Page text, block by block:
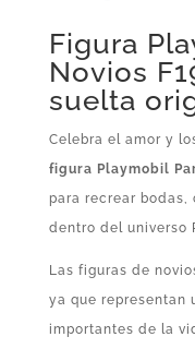
Figura
Novios
suelta
Celebra el amor y
figura Playmobil
para recrear bodas,
dentro del universo
Las figuras de
ya que representan
importantes de la